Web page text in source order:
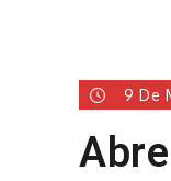
9 De